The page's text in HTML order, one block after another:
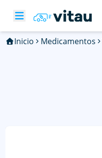
Inicio Medicamentos